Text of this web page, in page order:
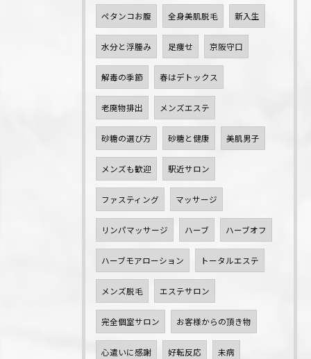
ペタンコお腹 全身美肌脱毛 新入生
水分と浮腫み 足痩せ 京阪守口
解毒の季節 春はデトックス
老廃物排出 メンズエステ
砂糖の選び方 砂糖と健康 美肌男子
メンズも歓迎 駅近サロン
ファスティング マッサージ
リンパマッサージ ハーブ ハーブオフ
ハーブモアローション トータルエステ
メンズ脱毛 エステサロン
完全個室サロン お客様からの頂き物
心遣いに感謝 好転反応 未病